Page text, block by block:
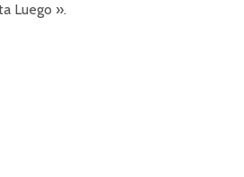
Luego ».